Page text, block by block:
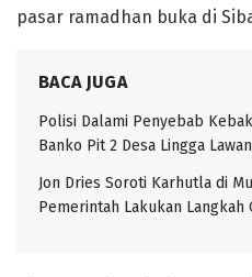
pasar ramadhan buka di
BACA JUGA
Polisi Dalami Penyebab
Banko Pit 2 Desa Lingga
Jon Dries Soroti Karhutla di
Pemerintah Lakukan Langkah